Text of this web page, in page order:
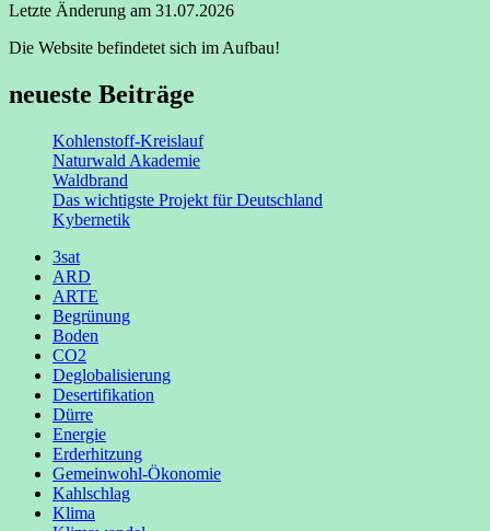
Letzte Änderung am 31.07.2026
Die Website befindetet sich im Aufbau!
neueste Beiträge
Kohlenstoff-Kreislauf
Naturwald Akademie
Waldbrand
Das wichtigste Projekt für Deutschland
Kybernetik
3sat
ARD
ARTE
Begrünung
Boden
CO2
Deglobalisierung
Desertifikation
Dürre
Energie
Erderhitzung
Gemeinwohl-Ökonomie
Kahlschlag
Klima